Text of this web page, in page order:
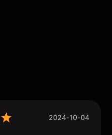
2024-10-04